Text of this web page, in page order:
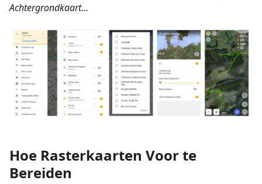
Achtergrondkaart…
Hoe Rasterkaarten Voor te
Bereiden